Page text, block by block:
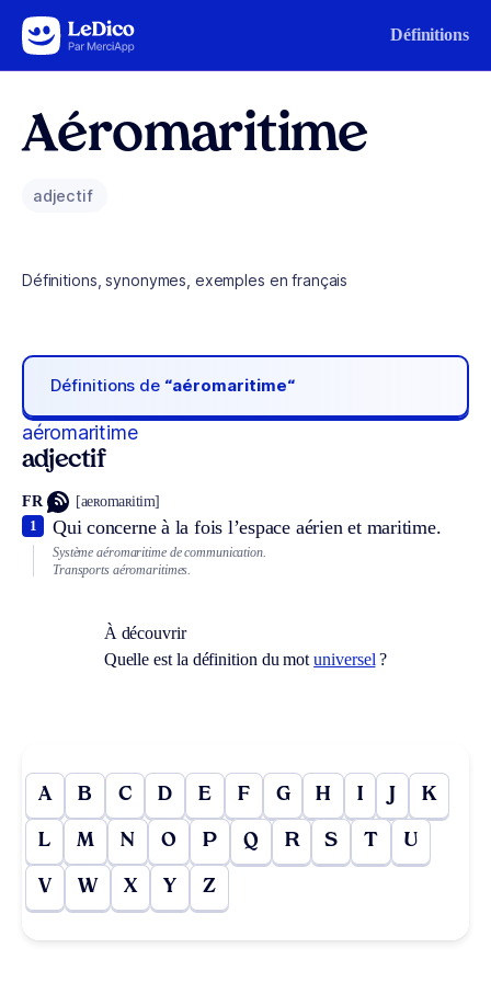
Aller au contenu Définitions
Aéromaritime
adjectif
Définitions, synonymes, exemples en français
Définitions de “aéromaritime“
aéromaritime
adjectif
FR [aeʀomaʀitim]
Qui concerne à la fois l’espace aérien et maritime.
1
Système aéromaritime de communication.
Transports aéromaritimes.
À découvrir
Quelle est la définition du motuniversel ?
A B C D E F G H I J K
L M N O P Q R S T U
V W X Y Z